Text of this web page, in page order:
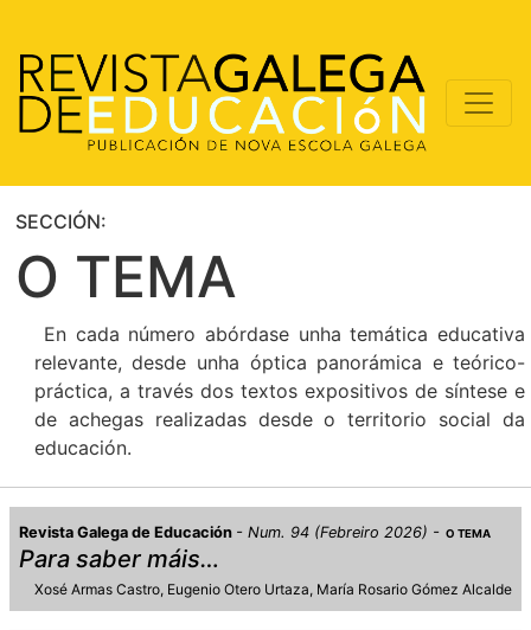
SECCIÓN:
O TEMA
En cada número abórdase unha temática educativa
relevante, desde unha óptica panorámica e teórico-
práctica, a través dos textos expositivos de síntese e
de achegas realizadas desde o territorio social da
educación.
Revista Galega de Educación Num. 94 (Febreiro 2026) O TEMA
Para saber máis…
Xosé Armas Castro Eugenio Otero Urtaza María Rosario Gómez Alcalde